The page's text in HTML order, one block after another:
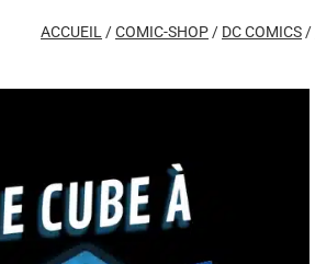
ACCUEIL/COMIC-SHOP/ DC COMICS/